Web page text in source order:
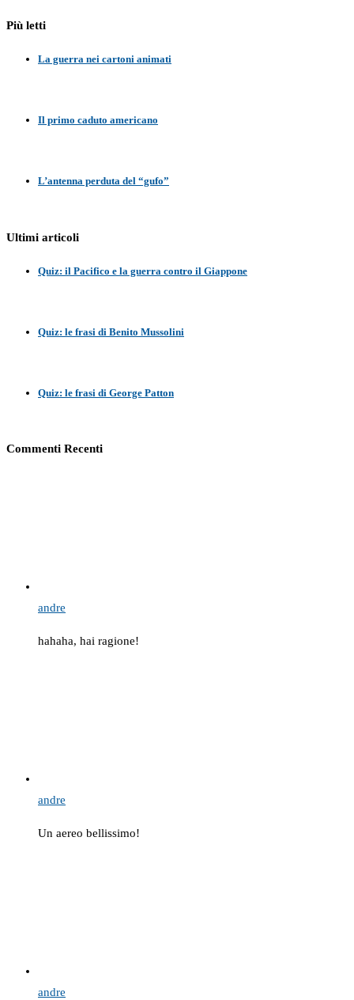
Più letti
La guerra nei cartoni animati
Il primo caduto americano
L’antenna perduta del “gufo”
Ultimi articoli
Quiz: il Pacifico e la guerra contro il Giappone
Quiz: le frasi di Benito Mussolini
Quiz: le frasi di George Patton
Commenti Recenti
andre
hahaha, hai ragione!
andre
Un aereo bellissimo!
andre